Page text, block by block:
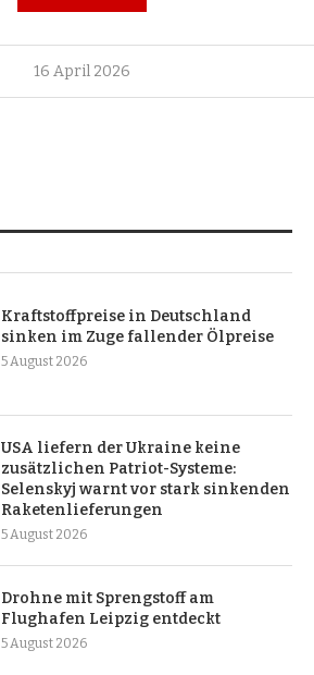
16 April 2026
Kraftstoffpreise in Deutschland
sinken im Zuge fallender Ölpreise
5 August 2026
USA liefern der Ukraine keine
zusätzlichen Patriot-Systeme:
Selenskyj warnt vor stark sinkenden
Raketenlieferungen
5 August 2026
Drohne mit Sprengstoff am
Flughafen Leipzig entdeckt
5 August 2026